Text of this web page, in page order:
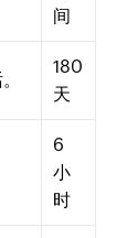
间
180
天
6
小
时